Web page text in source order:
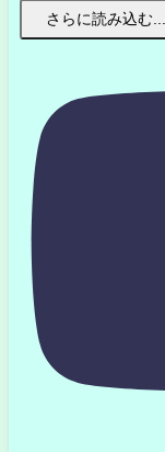
さらに読み込む...